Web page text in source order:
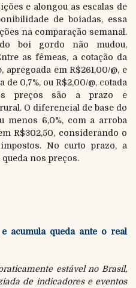
e alongou as escalas de
de boiadas, essa
na comparação semanal.
boi gordo não mudou,
as fêmeas, a cotação da
apregoada em R$261,00/@, e
0,7%, ou R$2,00/@, cotada
preços são a prazo e
O diferencial de base do
menos 6,0%, com a arroba
R$302,50, considerando o
No curto prazo, a
nos preços.
acumula queda ante o real
estável no Brasil,
de indicadores e eventos